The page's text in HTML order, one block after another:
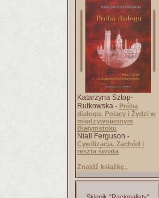
Katarzyna Sztop-
Rutkowska - Próba
dialogu. Polacy i Żydzi w
międzywojennym
Białymstoku
Niall Ferguson -
Cywilizacja. Zachód i
reszta świata
Znajdź książkę..